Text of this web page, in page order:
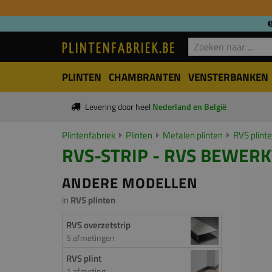
PLINTEN CHAMBRANTEN VENSTERBANKEN
Levering door heel Nederland en België
Plintenfabriek Plinten Metalen plinten RVS
RVS-STRIP - RVS
ANDERE MODELLEN
in RVS plinten
RVS overzetstrip
5 afmetingen
RVS plint